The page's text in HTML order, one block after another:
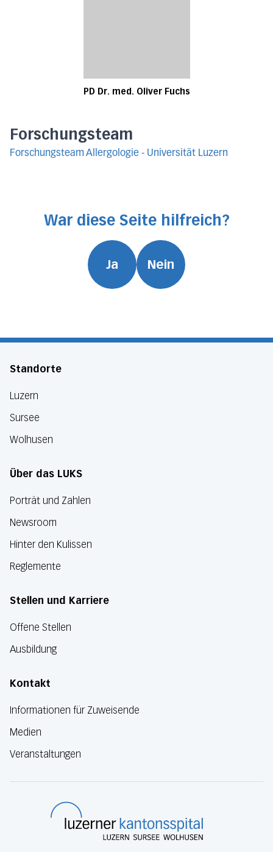
PD Dr. med. Oliver Fuchs
Forschungsteam
Forschungsteam Allergologie - Universität Luzern
War diese Seite hilfreich?
Ja Nein
Standorte
Luzern
Sursee
Wolhusen
Über das LUKS
Porträt und Zahlen
Newsroom
Hinter den Kulissen
Reglemente
Stellen und Karriere
Offene Stellen
Ausbildung
Kontakt
Informationen für Zuweisende
Medien
Veranstaltungen